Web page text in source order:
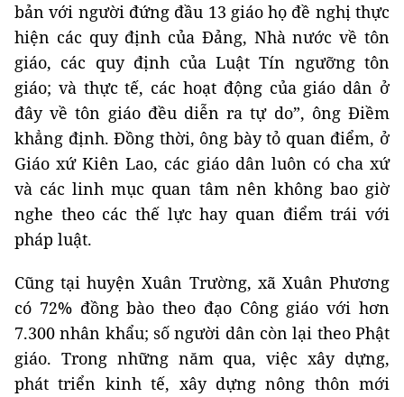
bản với người đứng đầu 13 giáo họ đề nghị thực
hiện các quy định của Đảng, Nhà nước về tôn
giáo, các quy định của Luật Tín ngưỡng tôn
giáo; và thực tế, các hoạt động của giáo dân ở
đây về tôn giáo đều diễn ra tự do”, ông Điềm
khẳng định. Đồng thời, ông bày tỏ quan điểm, ở
Giáo xứ Kiên Lao, các giáo dân luôn có cha xứ
và các linh mục quan tâm nên không bao giờ
nghe theo các thế lực hay quan điểm trái với
pháp luật.
Cũng tại huyện Xuân Trường, xã Xuân Phương
có 72% đồng bào theo đạo Công giáo với hơn
7.300 nhân khẩu; số người dân còn lại theo Phật
giáo. Trong những năm qua, việc xây dựng,
phát triển kinh tế, xây dựng nông thôn mới